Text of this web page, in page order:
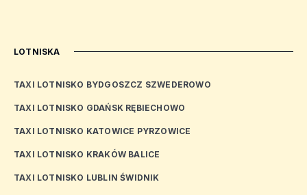
LOTNISKA
TAXI LOTNISKO BYDGOSZCZ SZWEDEROWO
TAXI LOTNISKO GDAŃSK RĘBIECHOWO
TAXI LOTNISKO KATOWICE PYRZOWICE
TAXI LOTNISKO KRAKÓW BALICE
TAXI LOTNISKO LUBLIN ŚWIDNIK